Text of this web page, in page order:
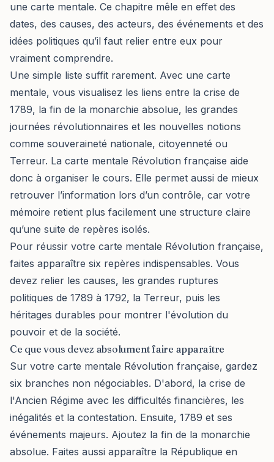
une carte mentale. Ce chapitre mêle en effet des
dates, des causes, des acteurs, des événements et des
idées politiques qu’il faut relier entre eux pour
vraiment comprendre.
Une simple liste suffit rarement. Avec une carte
mentale, vous visualisez les liens entre la crise de
1789, la fin de la monarchie absolue, les grandes
journées révolutionnaires et les nouvelles notions
comme souveraineté nationale, citoyenneté ou
Terreur. La carte mentale Révolution française aide
donc à organiser le cours. Elle permet aussi de mieux
retrouver l’information lors d’un contrôle, car votre
mémoire retient plus facilement une structure claire
qu’une suite de repères isolés.
Pour réussir votre carte mentale Révolution française,
faites apparaître six repères indispensables. Vous
devez relier les causes, les grandes ruptures
politiques de 1789 à 1792, la Terreur, puis les
héritages durables pour montrer l'évolution du
pouvoir et de la société.
Ce que vous devez absolument faire apparaître
Sur votre carte mentale Révolution française, gardez
six branches non négociables. D'abord, la crise de
l'Ancien Régime avec les difficultés financières, les
inégalités et la contestation. Ensuite, 1789 et ses
événements majeurs. Ajoutez la fin de la monarchie
absolue. Faites aussi apparaître la République en